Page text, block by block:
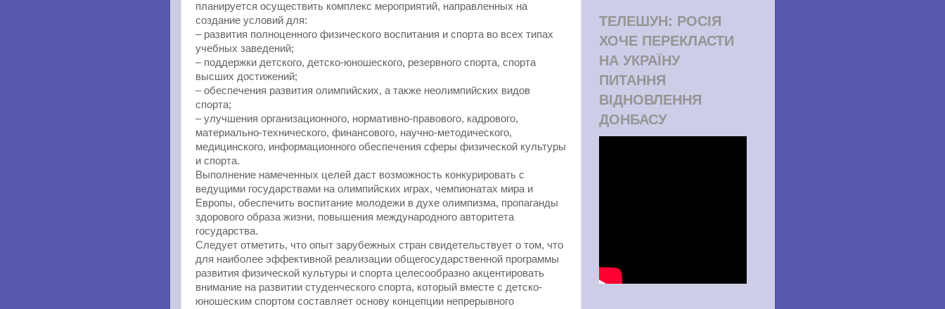
планируется осуществить комплекс мероприятий, направленных на
создание условий для:
– развития полноценного физического воспитания и спорта во всех типах
учебных заведений;
– поддержки детского, детско-юношеского, резервного спорта, спорта
высших достижений;
– обеспечения развития олимпийских, а также неолимпийских видов
спорта;
– улучшения организационного, нормативно-правового, кадрового,
материально-технического, финансового, научно-методического,
медицинского, информационного обеспечения сферы физической культуры
и спорта.
Выполнение намеченных целей даст возможность конкурировать с
ведущими государствами на олимпийских играх, чемпионатах мира и
Европы, обеспечить воспитание молодежи в духе олимпизма, пропаганды
здорового образа жизни, повышения международного авторитета
государства.
Следует отметить, что опыт зарубежных стран свидетельствует о том, что
для наиболее эффективной реализации общегосударственной программы
развития физической культуры и спорта целесообразно акцентировать
внимание на развитии студенческого спорта, который вместе с детско-
юношеским спортом составляет основу концепции непрерывного
ТЕЛЕШУН: РОСІЯ
ХОЧЕ ПЕРЕКЛАСТИ
НА УКРАЇНУ
ПИТАННЯ
ВІДНОВЛЕННЯ
ДОНБАСУ